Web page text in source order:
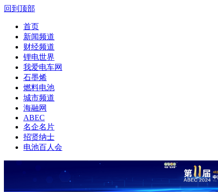
回到顶部
首页
新闻频道
财经频道
锂电世界
我爱电车网
石墨烯
燃料电池
城市频道
海融网
ABEC
名企名片
招贤纳士
电池百人会